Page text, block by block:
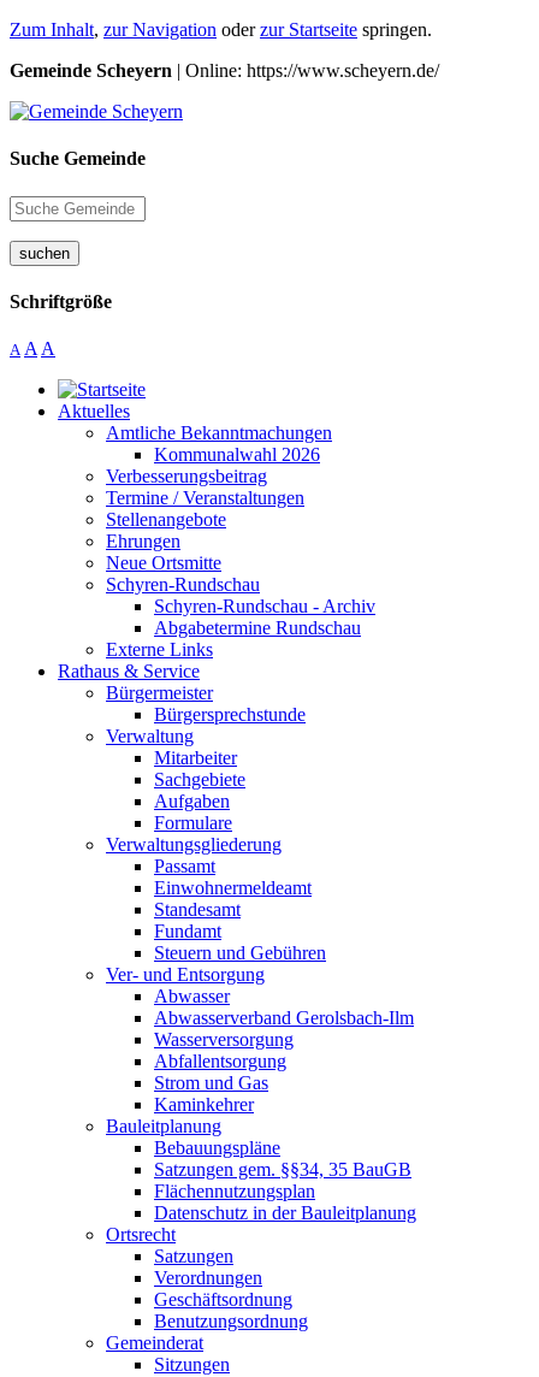
Zum Inhalt, zur Navigation oderzur Startseite springen.
Gemeinde Scheyern | Online: https://www.scheyern.de/
Suche Gemeinde
suchen
Schriftgröße
A A A
Aktuelles
Amtliche Bekanntmachungen
Kommunalwahl 2026
Verbesserungsbeitrag
Termine / Veranstaltungen
Stellenangebote
Ehrungen
Neue Ortsmitte
Schyren-Rundschau
Schyren-Rundschau - Archiv
Abgabetermine Rundschau
Externe Links
Rathaus & Service
Bürgermeister
Bürgersprechstunde
Verwaltung
Mitarbeiter
Sachgebiete
Aufgaben
Formulare
Verwaltungsgliederung
Passamt
Einwohnermeldeamt
Standesamt
Fundamt
Steuern und Gebühren
Ver- und Entsorgung
Abwasser
Abwasserverband Gerolsbach-Ilm
Wasserversorgung
Abfallentsorgung
Strom und Gas
Kaminkehrer
Bauleitplanung
Bebauungspläne
Satzungen gem. §§34, 35 BauGB
Flächennutzungsplan
Datenschutz in der Bauleitplanung
Ortsrecht
Satzungen
Verordnungen
Geschäftsordnung
Benutzungsordnung
Gemeinderat
Sitzungen